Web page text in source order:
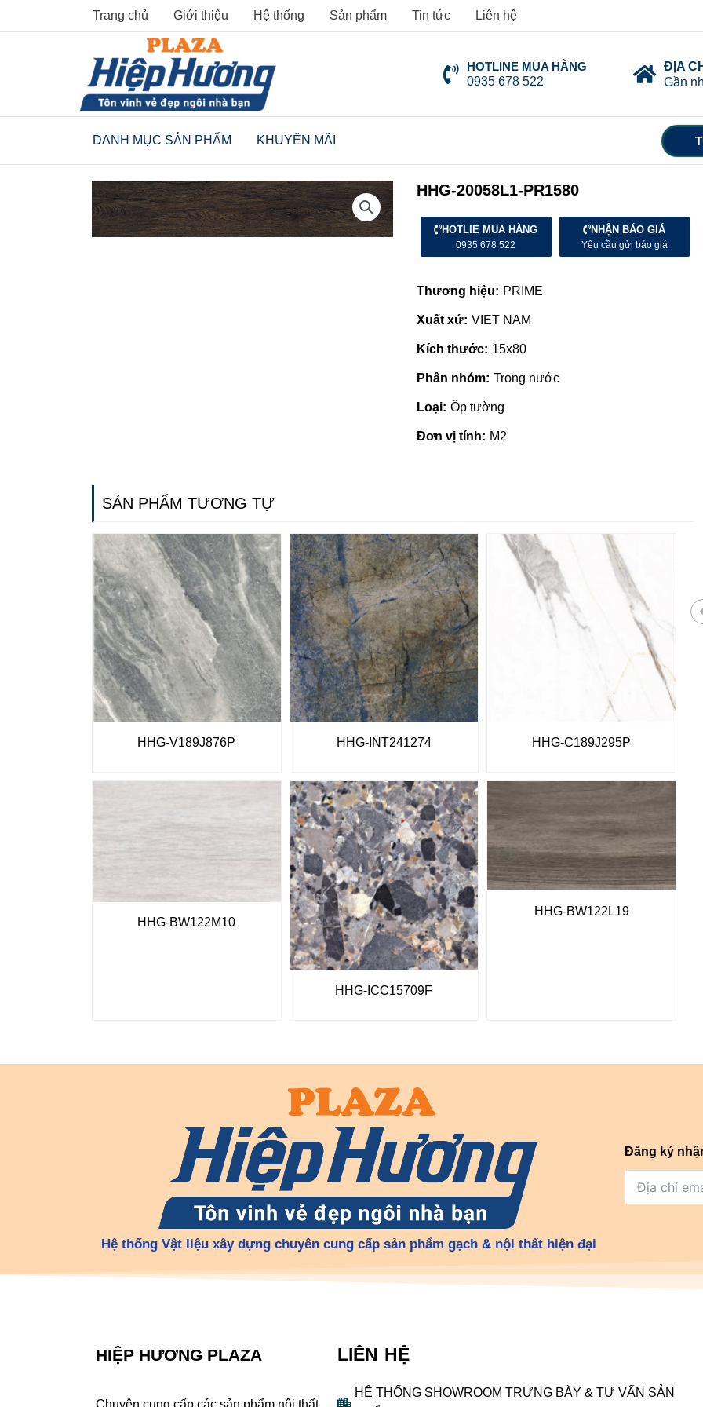
to
Trang chủ Giới thiệu Hệ thống Sản phẩm Tin tức Liên hệ
HOTLINE MUA HÀNG
0935 678 522
ĐỊA
Gần
DANH MỤC SẢN PHẨM KHUYẾN MÃI
HHG-20058L1-PR1580
HOTLIE MUA HÀNG
0935 678 522
NHẬN BÁO GIÁ
Yêu cầu gửi báo giá
Thương hiệu: PRIME
Xuất xứ: VIET NAM
Kích thước: 15x80
Phân nhóm: Trong nước
Loại: Ốp tường
Đơn vị tính: M2
SẢN PHẨM TƯƠNG TỰ
HHG-V189J876P HHG-INT241274 HHG-C189J295P
HHG-BW122M10
HHG-ICC15709F
HHG-BW122L19
Gạch ốp lát giá rẻ tại Quảng
Ngãi
Nhà phân phối gạch ngói, sơn
Hệ thống Vật liệu xây dựng chuyên cung cấp sản phẩm gạch & nội thất hiện đại
Đăng ký
HIỆP HƯƠNG PLAZA
Chuyên cung cấp các sản phẩm nội thất
LIÊN HỆ
HỆ THỐNG SHOWROOM TRƯNG BÀY & TƯ VẤN SẢN